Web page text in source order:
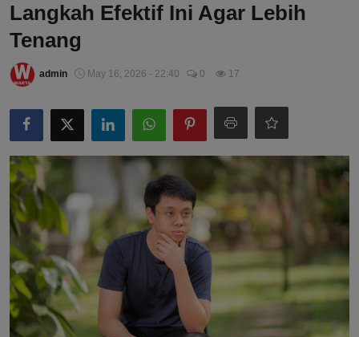
Langkah Efektif Ini Agar Lebih
Tenang
admin May 16, 2026 - 22:40 0 17